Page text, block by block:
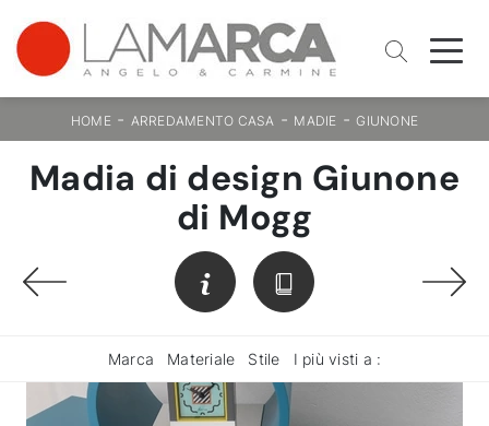
HOME- ARREDAMENTO CASA - MADIE -GIUNONE
Madia di design Giunone
di Mogg
Marca Materiale Stile I più visti a :